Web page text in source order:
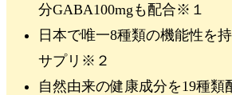
分GABA100mg も配合※１
日本で唯一8種類の機能性を
サプリ ※ ２
自然由来の健康成分を19種類